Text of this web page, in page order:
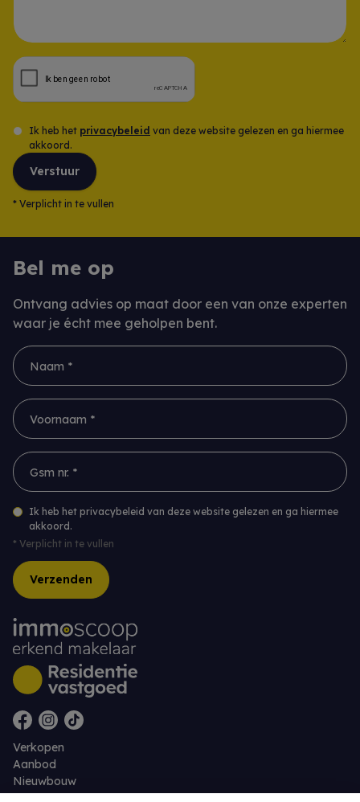
Ik heb het privacybeleid van deze website gelezen en ga hiermee
akkoord.
Verstuur
* Verplicht in te vullen
Bel me op
Ontvang advies op maat door een van onze experten
waar je écht mee geholpen bent.
Naam *
Voornaam *
Gsm nr. *
Ik heb het privacybeleid van deze website gelezen en ga hiermee
akkoord.
* Verplicht in te vullen
Verzenden
Verkopen
Aanbod
Nieuwbouw